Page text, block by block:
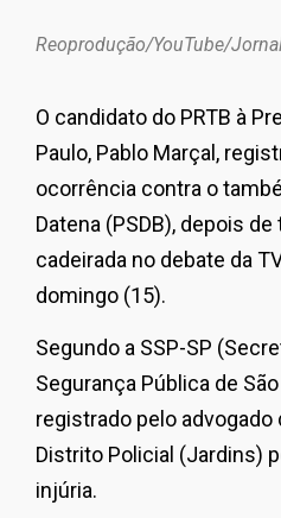
Reoprodução/YouTube/
O candidato do PRTB à
Paulo, Pablo Marçal,
ocorrência contra o
Datena (PSDB), depois
cadeirada no debate da
domingo (15).
Segundo a SSP-SP
Segurança Pública de
registrado pelo advogado
Distrito Policial (Jardins)
injúria.